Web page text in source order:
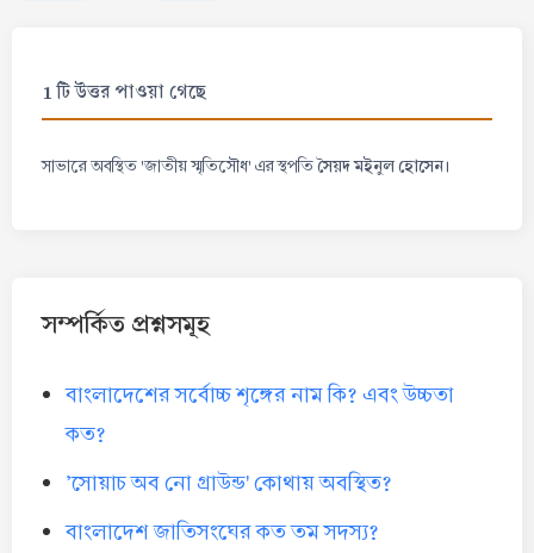
1 টি উত্তর পাওয়া গেছে
সাভারে অবস্থিত 'জাতীয় স্মৃতিসৌধ' এর স্থপতিসৈয়দ মইনুল হোসেন।
সম্পর্কিত প্রশ্নসমূহ
বাংলাদেশের সর্বোচ্চ শৃঙ্গের নাম কি? এবং উচ্চতা
কত?
'সোয়াচ অব নো গ্রাউন্ড' কোথায় অবস্থিত?
বাংলাদেশ জাতিসংঘের কত তম সদস্য?